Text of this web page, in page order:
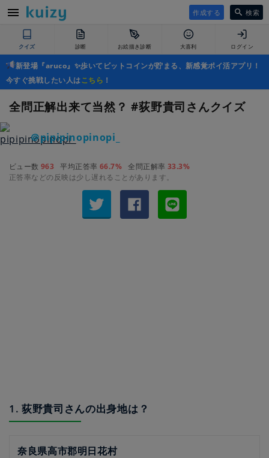
作成する 検索
クイズ 診断 お絵描き診断 大喜利 ログイン
新登場『aruco』✨歩いてビットコインが貯まる、新感覚ポイ活アプリ！
今すぐ挑戦したい人はこちら ！
全問正解出来て当然？ #荻野貴司さんクイズ
＠pipipinopinopi_
ビュー数 963 平均正答率 66.7% 全問正解率 33.3%
正答率などの反映は少し遅れることがあります。
1. 荻野貴司さんの出身地は？
奈良県高市郡明日花村